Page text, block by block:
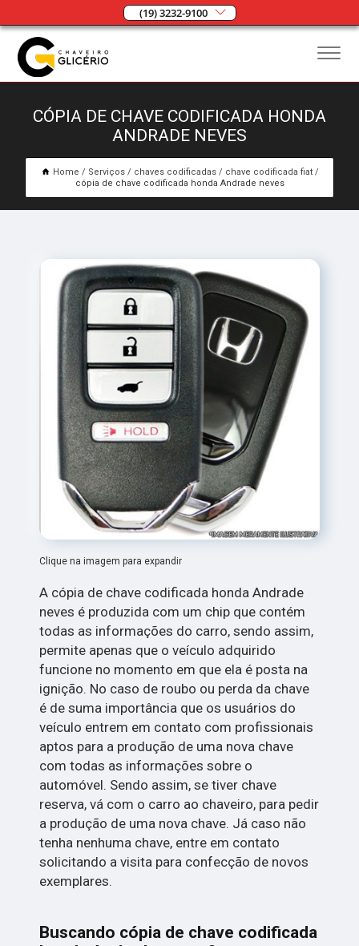
(19) 3232-9100
CÓPIA DE CHAVE CODIFICADA HONDA
ANDRADE NEVES
Home Serviços chaves codificadas
chave codificada fiat
cópia de chave codificada honda Andrade neves
Clique na imagem para expandir
A cópia de chave codificada honda Andrade
neves é produzida com um chip que contém
todas as informações do carro, sendo assim,
permite apenas que o veículo adquirido
funcione no momento em que ela é posta na
ignição. No caso de roubo ou perda da chave
é de suma importância que os usuários do
veículo entrem em contato com profissionais
aptos para a produção de uma nova chave
com todas as informações sobre o
automóvel. Sendo assim, se tiver chave
reserva, vá com o carro ao chaveiro, para pedir
a produção de uma nova chave. Já caso não
tenha nenhuma chave, entre em contato
solicitando a visita para confecção de novos
exemplares.
Buscando cópia de chave codificada